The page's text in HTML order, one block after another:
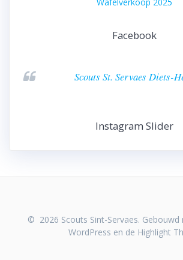
Facebook
Scouts St. Servaes Diets-
Instagram Slider
© 2026 Scouts Sint-Servaes. Gebouwd
WordPress en de Highlight